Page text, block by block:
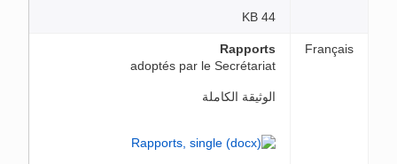
44 KB
Français
Rapports
adoptés par le Secrétariat
الوثيقة الكاملة